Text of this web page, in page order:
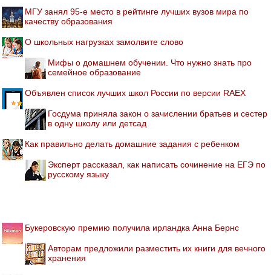
МГУ занял 95-е место в рейтинге лучших вузов мира по
качеству образования
О школьных нагрузках замолвите слово
Мифы о домашнем обучении. Что нужно знать про
семейное образование
Объявлен список лучших школ России по версии RAEX
Госдума приняла закон о зачислении братьев и сестер
в одну школу или детсад
Как правильно делать домашние задания с ребенком
Эксперт рассказал, как написать сочинение на ЕГЭ по
русскому языку
Букеровскую премию получила ирландка Анна Бернс
Авторам предложили разместить их книги для вечного
хранения